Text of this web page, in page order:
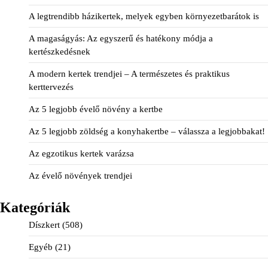
A legtrendibb házikertek, melyek egyben környezetbarátok is
A magaságyás: Az egyszerű és hatékony módja a
kertészkedésnek
A modern kertek trendjei – A természetes és praktikus
kerttervezés
Az 5 legjobb évelő növény a kertbe
Az 5 legjobb zöldség a konyhakertbe – válassza a legjobbakat!
Az egzotikus kertek varázsa
Az évelő növények trendjei
Kategóriák
Díszkert (508)
Egyéb (21)